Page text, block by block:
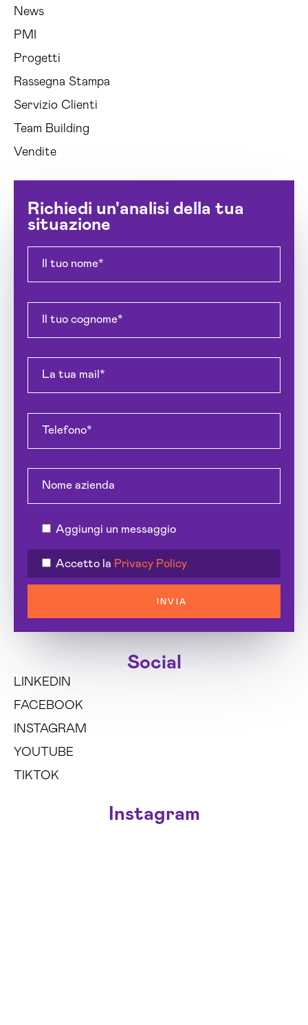
News
PMI
Progetti
Rassegna Stampa
Servizio Clienti
Team Building
Vendite
Richiedi un'analisi della tua
situazione
Aggiungi un messaggio
Accetto la Privacy Policy
INVIA
Social
LINKEDIN
FACEBOOK
INSTAGRAM
YOUTUBE
TIKTOK
Instagram